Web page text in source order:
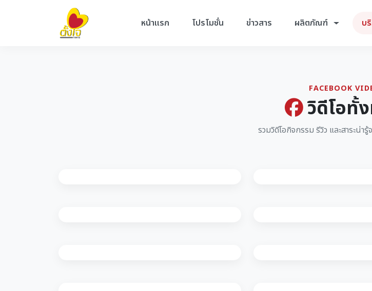
หน้าแรก โปรโมชั่น ข่าวสาร ผลิตภัณฑ์ บ
FACEBOOK
วิดีโอทั้
รวมวิดีโอกิจกรรม รีวิว และสาระน่า